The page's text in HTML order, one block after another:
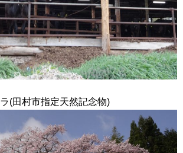
(田村市指定天然記念物)